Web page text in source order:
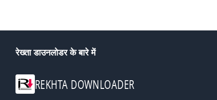
रेख्ता डाउनलोडर के बारे में
REKHTA DOWNLOADER